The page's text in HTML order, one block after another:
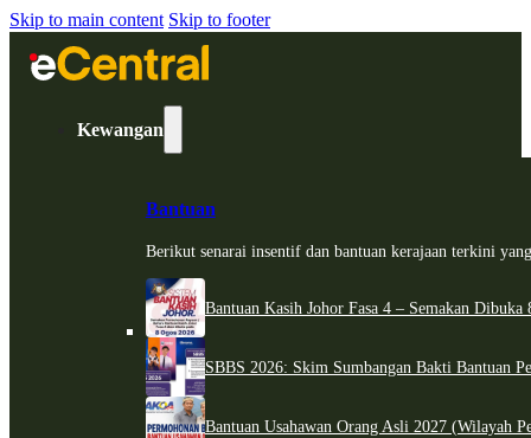
Skip to main content Skip to footer
Kewangan
Bantuan
Berikut senarai insentif dan bantuan kerajaan terkini
Bantuan Kasih Johor Fasa 4 – Semakan
SBBS 2026: Skim Sumbangan Bakti Bantuan
Bantuan Usahawan Orang Asli 2027 (Wilayah